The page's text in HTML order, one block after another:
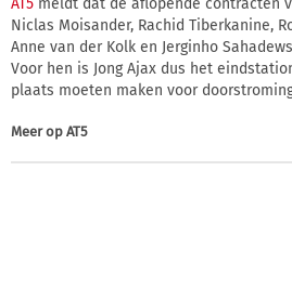
Niclas Moisander, Rachid Tiberkanine,
Anne van der Kolk en Jerginho
Voor hen is Jong Ajax dus het
plaats moeten maken voor
Meer op AT5